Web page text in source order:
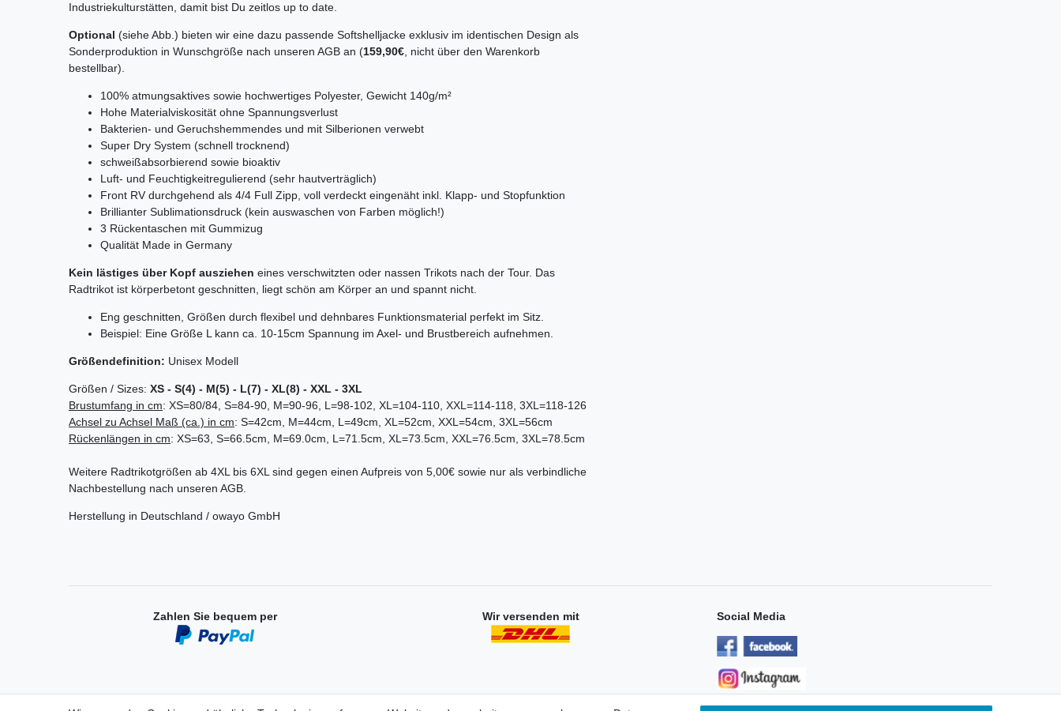
Industriekulturstätten, damit bist Du zeitlos up to date.
Optional (siehe Abb.) bieten wir eine dazu passende Softshelljacke exklusiv im identischen Design als
Sonderproduktion in Wunschgröße nach unseren AGB an (159,90€, nicht über den Warenkorb
bestellbar).
100% atmungsaktives sowie hochwertiges Polyester, Gewicht 140g/m²
Hohe Materialviskosität ohne Spannungsverlust
Bakterien- und Geruchshemmendes und mit Silberionen verwebt
Super Dry System (schnell trocknend)
schweißabsorbierend sowie bioaktiv
Luft- und Feuchtigkeitregulierend (sehr hautverträglich)
Front RV durchgehend als 4/4 Full Zipp, voll verdeckt eingenäht inkl. Klapp- und Stopfunktion
Brillianter Sublimationsdruck (kein auswaschen von Farben möglich!)
3 Rückentaschen mit Gummizug
Qualität Made in Germany
Kein lästiges über Kopf ausziehen eines verschwitzten oder nassen Trikots nach der Tour. Das
Radtrikot ist körperbetont geschnitten, liegt schön am Körper an und spannt nicht.
Eng geschnitten, Größen durch flexibel und dehnbares Funktionsmaterial perfekt im Sitz.
Beispiel: Eine Größe L kann ca. 10-15cm Spannung im Axel- und Brustbereich aufnehmen.
Größendefinition: Unisex Modell
Größen / Sizes: XS - S(4) - M(5) - L(7) - XL(8) - XXL - 3XL
Brustumfang in cm: XS=80/84, S=84-90, M=90-96, L=98-102, XL=104-110, XXL=114-118, 3XL=118-126
Achsel zu Achsel Maß (ca.) in cm: S=42cm, M=44cm, L=49cm, XL=52cm, XXL=54cm, 3XL=56cm
Rückenlängen in cm: XS=63, S=66.5cm, M=69.0cm, L=71.5cm, XL=73.5cm, XXL=76.5cm, 3XL=78.5cm
Weitere Radtrikotgrößen ab 4XL bis 6XL sind gegen einen Aufpreis von 5,00€ sowie nur als verbindliche
Nachbestellung nach unseren AGB.
Herstellung in Deutschland / owayo GmbH
Zahlen Sie bequem per Wir versenden mit Social Media